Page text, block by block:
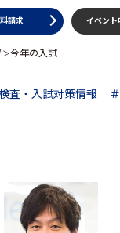
請求 イベント
＞今年の入試
査・入試対策情報